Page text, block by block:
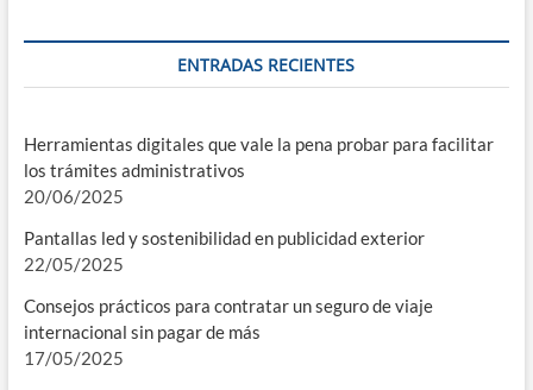
ENTRADAS RECIENTES
Herramientas digitales que vale la pena probar para facilitar
los trámites administrativos
20/06/2025
Pantallas led y sostenibilidad en publicidad exterior
22/05/2025
Consejos prácticos para contratar un seguro de viaje
internacional sin pagar de más
17/05/2025